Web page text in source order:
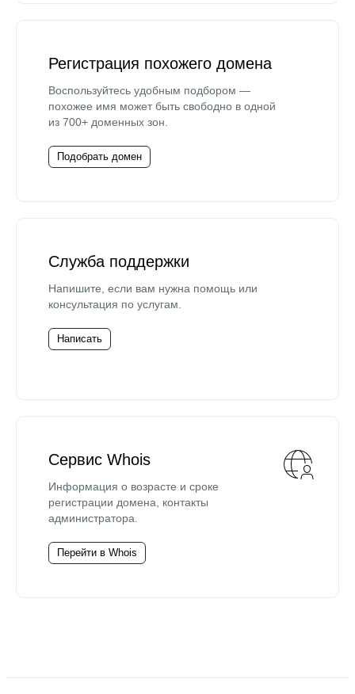
Регистрация похожего домена
Воспользуйтесь удобным подбором —
похожее имя может быть свободно в одной
из 700+ доменных зон.
Подобрать домен
Служба поддержки
Напишите, если вам нужна помощь или
консультация по услугам.
Написать
Сервис Whois
Информация о возрасте и сроке
регистрации домена, контакты
администратора.
Перейти в Whois